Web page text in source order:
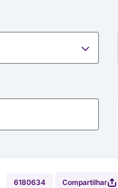
6180634 Compartilhar